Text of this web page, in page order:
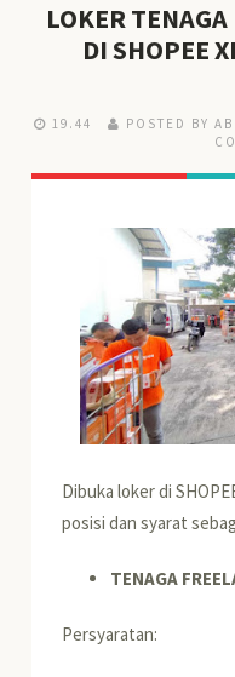
LOKER
DI SHOPEE
19.44 POSTED BY
Dibuka loker di
posisi dan syarat
TENAGA
Persyaratan: